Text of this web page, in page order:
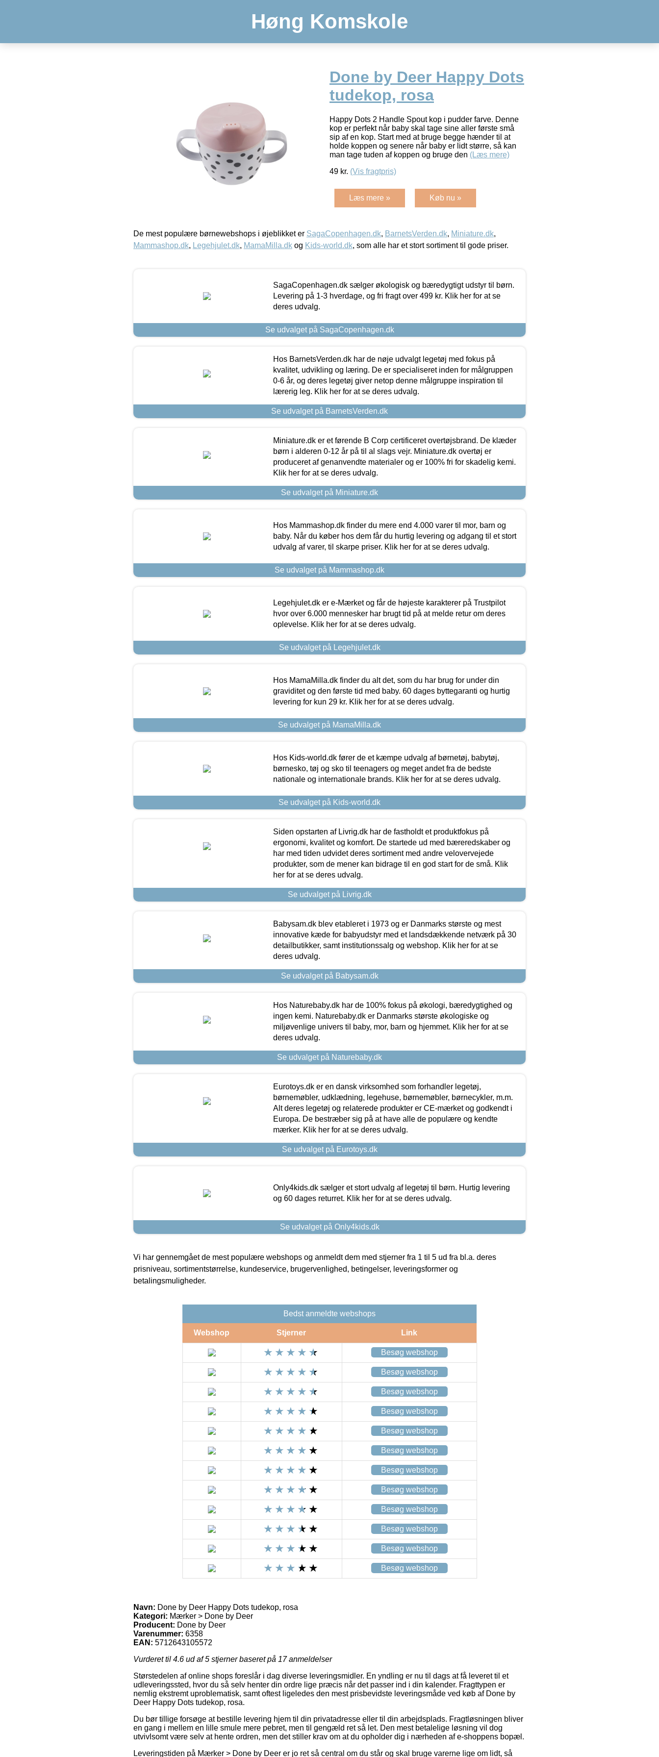
Høng Komskole
Done by Deer Happy Dots
tudekop, rosa
Happy Dots 2 Handle Spout kop i pudder farve. Denne
kop er perfekt når baby skal tage sine aller første små
sip af en kop. Start med at bruge begge hænder til at
holde koppen og senere når baby er lidt større, så kan
man tage tuden af koppen og bruge den (Læs mere)
49 kr. (Vis fragtpris)
Læs mere » Køb nu »
De mest populære børnewebshops i øjeblikket er SagaCopenhagen.dk, BarnetsVerden.dk, Miniature.dk,
Mammashop.dk, Legehjulet.dk, MamaMilla.dk og Kids-world.dk, som alle har et stort sortiment til gode priser.
SagaCopenhagen.dk sælger økologisk og bæredygtigt udstyr til børn.
Levering på 1-3 hverdage, og fri fragt over 499 kr. Klik her for at se
deres udvalg.
Se udvalget på SagaCopenhagen.dk
Hos BarnetsVerden.dk har de nøje udvalgt legetøj med fokus på
kvalitet, udvikling og læring. De er specialiseret inden for målgruppen
0-6 år, og deres legetøj giver netop denne målgruppe inspiration til
lærerig leg. Klik her for at se deres udvalg.
Se udvalget på BarnetsVerden.dk
Miniature.dk er et førende B Corp certificeret overtøjsbrand. De klæder
børn i alderen 0-12 år på til al slags vejr. Miniature.dk overtøj er
produceret af genanvendte materialer og er 100% fri for skadelig kemi.
Klik her for at se deres udvalg.
Se udvalget på Miniature.dk
Hos Mammashop.dk finder du mere end 4.000 varer til mor, barn og
baby. Når du køber hos dem får du hurtig levering og adgang til et stort
udvalg af varer, til skarpe priser. Klik her for at se deres udvalg.
Se udvalget på Mammashop.dk
Legehjulet.dk er e-Mærket og får de højeste karakterer på Trustpilot
hvor over 6.000 mennesker har brugt tid på at melde retur om deres
oplevelse. Klik her for at se deres udvalg.
Se udvalget på Legehjulet.dk
Hos MamaMilla.dk finder du alt det, som du har brug for under din
graviditet og den første tid med baby. 60 dages byttegaranti og hurtig
levering for kun 29 kr. Klik her for at se deres udvalg.
Se udvalget på MamaMilla.dk
Hos Kids-world.dk fører de et kæmpe udvalg af børnetøj, babytøj,
børnesko, tøj og sko til teenagers og meget andet fra de bedste
nationale og internationale brands. Klik her for at se deres udvalg.
Se udvalget på Kids-world.dk
Siden opstarten af Livrig.dk har de fastholdt et produktfokus på
ergonomi, kvalitet og komfort. De startede ud med bæreredskaber og
har med tiden udvidet deres sortiment med andre velovervejede
produkter, som de mener kan bidrage til en god start for de små. Klik
her for at se deres udvalg.
Se udvalget på Livrig.dk
Babysam.dk blev etableret i 1973 og er Danmarks største og mest
innovative kæde for babyudstyr med et landsdækkende netværk på 30
detailbutikker, samt institutionssalg og webshop. Klik her for at se
deres udvalg.
Se udvalget på Babysam.dk
Hos Naturebaby.dk har de 100% fokus på økologi, bæredygtighed og
ingen kemi. Naturebaby.dk er Danmarks største økologiske og
miljøvenlige univers til baby, mor, barn og hjemmet. Klik her for at se
deres udvalg.
Se udvalget på Naturebaby.dk
Eurotoys.dk er en dansk virksomhed som forhandler legetøj,
børnemøbler, udklædning, legehuse, børnemøbler, børnecykler, m.m.
Alt deres legetøj og relaterede produkter er CE-mærket og godkendt i
Europa. De bestræber sig på at have alle de populære og kendte
mærker. Klik her for at se deres udvalg.
Se udvalget på Eurotoys.dk
Only4kids.dk sælger et stort udvalg af legetøj til børn. Hurtig levering
og 60 dages returret. Klik her for at se deres udvalg.
Se udvalget på Only4kids.dk
Vi har gennemgået de mest populære webshops og anmeldt dem med stjerner fra 1 til 5 ud fra bl.a. deres
prisniveau, sortimentstørrelse, kundeservice, brugervenlighed, betingelser, leveringsformer og
betalingsmuligheder.
Bedst anmeldte webshops
Webshop Stjerner Link
Besøg webshop
Besøg webshop
Besøg webshop
Besøg webshop
Besøg webshop
Besøg webshop
Besøg webshop
Besøg webshop
Besøg webshop
Besøg webshop
Besøg webshop
Besøg webshop
Navn: Done by Deer Happy Dots tudekop, rosa
Kategori: Mærker > Done by Deer
Producent: Done by Deer
Varenummer: 6358
EAN: 5712643105572
Vurderet til 4.6 ud af 5 stjerner baseret på 17anmeldelser
Størstedelen af online shops foreslår i dag diverse leveringsmidler. En yndling er nu til dags at få leveret til et
udleveringssted, hvor du så selv henter din ordre lige præcis når det passer ind i din kalender. Fragttypen er
nemlig ekstremt uproblematisk, samt oftest ligeledes den mest prisbevidste leveringsmåde ved køb af Done by
Deer Happy Dots tudekop, rosa.
Du bør tillige forsøge at bestille levering hjem til din privatadresse eller til din arbejdsplads. Fragtløsningen bliver
en gang i mellem en lille smule mere pebret, men til gengæld ret så let. Den mest betalelige løsning vil dog
utvivlsomt være selv at hente ordren, men det stiller krav om at du opholder dig i nærheden af e-shoppens bopæl.
Leveringstiden på Mærker > Done by Deer er jo ret så central om du står og skal bruge varerne lige om lidt, så